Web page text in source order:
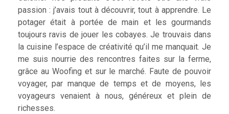
passion : j’avais tout à découvrir, tout à apprendre. Le
potager était à portée de main et les gourmands
toujours ravis de jouer les cobayes. Je trouvais dans
la cuisine l’espace de créativité qu’il me manquait. Je
me suis nourrie des rencontres faites sur la ferme,
grâce au Woofing et sur le marché. Faute de pouvoir
voyager, par manque de temps et de moyens, les
voyageurs venaient à nous, généreux et plein de
richesses.